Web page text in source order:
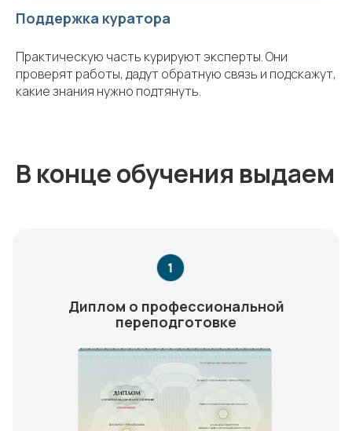
Поддержка куратора
Практическую часть курируют эксперты. Они
проверят работы, дадут обратную связь и подскажут,
какие знания нужно подтянуть.
В конце обучения выдаем
Диплом о профессиональной
переподготовке